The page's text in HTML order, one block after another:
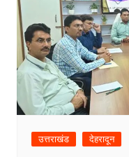
उत्तराखंड देहरादून